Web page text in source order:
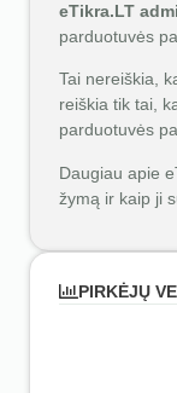
eTikra.LT
parduotuvės
Tai nereiškia,
reiškia tik tai,
parduotuvės
Daugiau apie
žymą ir kaip ji
PIRKĖJŲ